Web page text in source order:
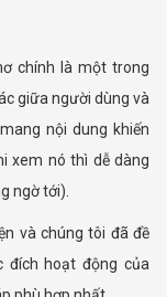
chính là một trong
giữa người dùng và
nội dung khiến
xem nó thì dễ dàng
ngờ tới).
và chúng tôi đã đề
đích hoạt động của